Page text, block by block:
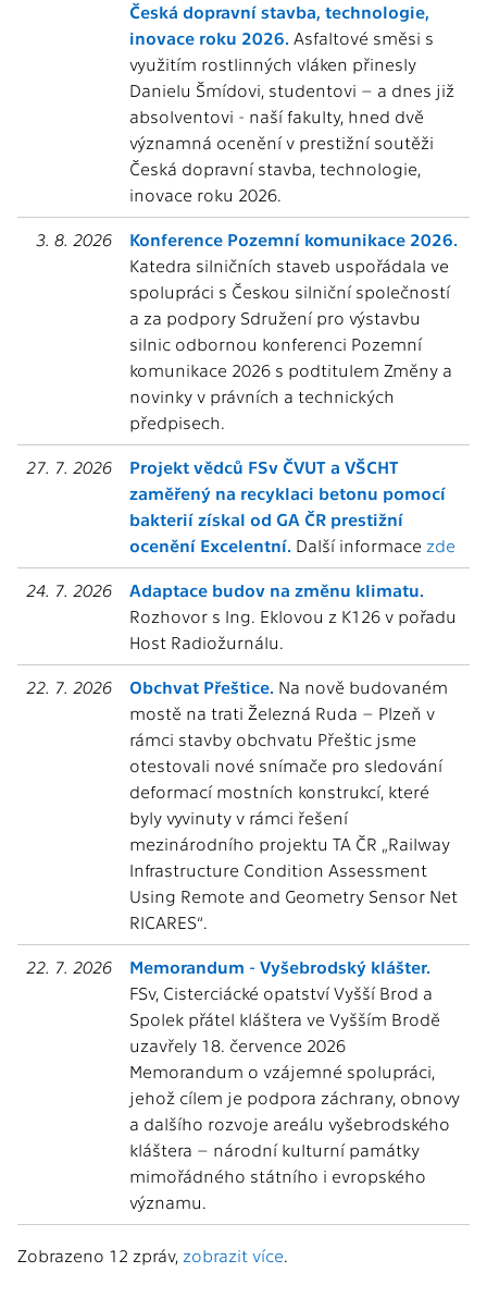
Česká dopravní stavba, technologie,
inovace roku 2026. Asfaltové směsi s
využitím rostlinných vláken přinesly
Danielu Šmídovi, studentovi – a dnes již
absolventovi - naší fakulty, hned dvě
významná ocenění v prestižní soutěži
Česká dopravní stavba, technologie,
inovace roku 2026.
3. 8. 2026
Konference Pozemní komunikace 2026.
Katedra silničních staveb uspořádala ve
spolupráci s Českou silniční společností
a za podpory Sdružení pro výstavbu
silnic odbornou konferenci Pozemní
komunikace 2026 s podtitulem Změny a
novinky v právních a technických
předpisech.
27. 7. 2026
Projekt vědců FSv ČVUT a VŠCHT
zaměřený na recyklaci betonu pomocí
bakterií získal od GA ČR prestižní
ocenění Excelentní. Další informace zde
24. 7. 2026
Adaptace budov na změnu klimatu.
Rozhovor s Ing. Eklovou z K126 v pořadu
Host Radiožurnálu.
22. 7. 2026 Obchvat Přeštice. Na nově budovaném
mostě na trati Železná Ruda – Plzeň v
rámci stavby obchvatu Přeštic jsme
otestovali nové snímače pro sledování
deformací mostních konstrukcí, které
byly vyvinuty v rámci řešení
mezinárodního projektu TA ČR „Railway
Infrastructure Condition Assessment
Using Remote and Geometry Sensor Net
RICARES“.
22. 7. 2026
Memorandum - Vyšebrodský klášter.
FSv, Cisterciácké opatství Vyšší Brod a
Spolek přátel kláštera ve Vyšším Brodě
uzavřely 18. července 2026
Memorandum o vzájemné spolupráci,
jehož cílem je podpora záchrany, obnovy
a dalšího rozvoje areálu vyšebrodského
kláštera – národní kulturní památky
mimořádného státního i evropského
významu.
Zobrazeno 12 zpráv, zobrazit více.